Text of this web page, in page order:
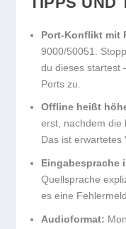
Port-Konflikt mit
9000/50051.
du dieses startest
Ports zu.
Offline heißt
erst, nachdem die
Das ist erwartetes
Eingabesprache
Quellsprache
es eine
Audioformat: